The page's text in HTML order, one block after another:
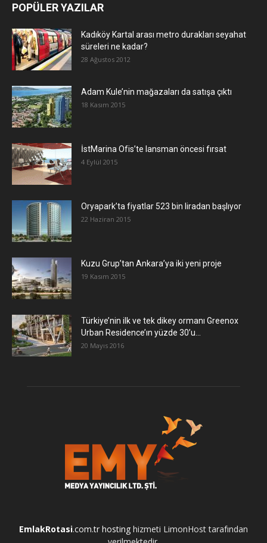
POPÜLER YAZILAR
Kadıköy Kartal arası metro durakları seyahat
süreleri ne kadar?
28 Ağustos 2012
Adam Kule’nin mağazaları da satışa çıktı
18 Kasım 2015
İstMarina Ofis’te lansman öncesi fırsat
4 Eylül 2015
Oryapark’ta fiyatlar 523 bin liradan başlıyor
22 Haziran 2015
​Kuzu Grup’tan Ankara’ya iki yeni proje
19 Kasım 2015
Türkiye’nin ilk ve tek dikey ormanı Greenox
Urban Residence’ın yüzde 30’u...
20 Mayıs 2016
EmlakRotasi.com.tr hosting hizmeti LimonHost tarafından